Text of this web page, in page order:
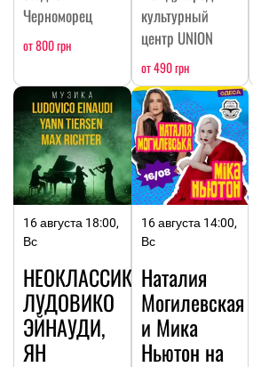
Черноморец
от 800 грн
культурный
центр UNION
от 490 грн
16 августа 18:00,
Вс
НЕОКЛАССИКА:
ЛУДОВИКО
ЭЙНАУДИ,
ЯН
16 августа 14:00,
Вс
Наталия
Могилевская
и Мика
Ньютон на